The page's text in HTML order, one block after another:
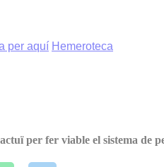
per aquí Hemeroteca
per fer viable el sistema de